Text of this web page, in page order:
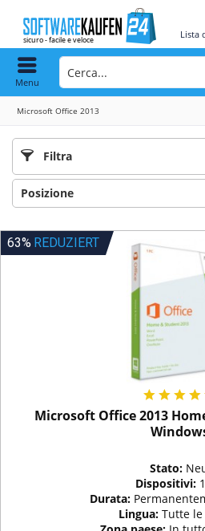
Lista
Menu
Microsoft Office 2013
Filtra
63% REDUZIERT
Microsoft Office 2013
Stato:
Dispositivi:
Durata:
Lingua:Tutte